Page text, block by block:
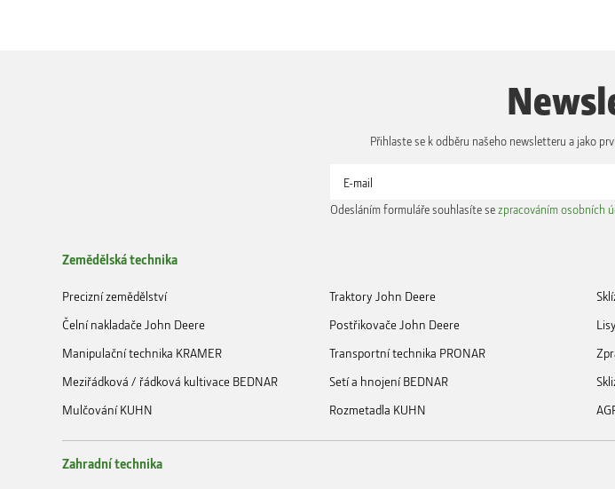
Přihlaste se k odběru našeho newsletteru a jako
Odesláním formuláře souhlasíte sezpracováním osobních
Zemědělská technika
Precizní zemědělství Traktory John Deere
Čelní nakladače John Deere
Postřikovače John Deere
Manipulační technika KRAMER
Transportní technika PRONAR
Meziřádková / řádková kultivace BEDNAR
Setí a hnojení BEDNAR
Mulčování KUHN
Rozmetadla KUHN
Zahradní technika